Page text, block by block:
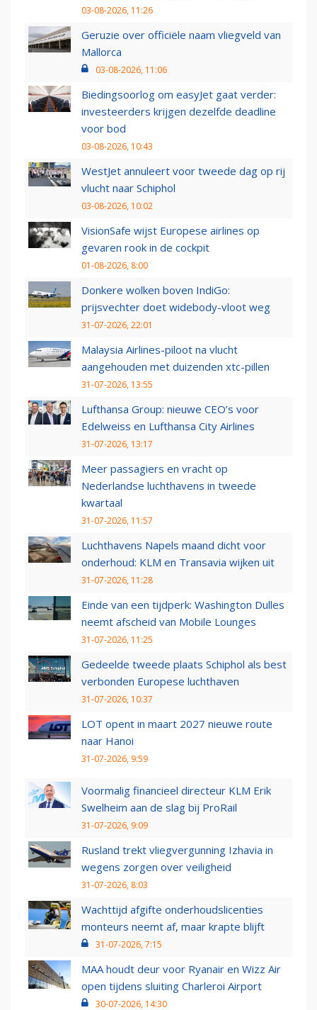
03-08-2026, 11:26
Geruzie over officiële naam vliegveld van
Mallorca
03-08-2026, 11:06
Biedingsoorlog om easyJet gaat verder:
investeerders krijgen dezelfde deadline
voor bod
03-08-2026, 10:43
WestJet annuleert voor tweede dag op rij
vlucht naar Schiphol
03-08-2026, 10:02
VisionSafe wijst Europese airlines op
gevaren rook in de cockpit
01-08-2026, 8:00
Donkere wolken boven IndiGo:
prijsvechter doet widebody-vloot weg
31-07-2026, 22:01
Malaysia Airlines-piloot na vlucht
aangehouden met duizenden xtc-pillen
31-07-2026, 13:55
Lufthansa Group: nieuwe CEO’s voor
Edelweiss en Lufthansa City Airlines
31-07-2026, 13:17
Meer passagiers en vracht op
Nederlandse luchthavens in tweede
kwartaal
31-07-2026, 11:57
Luchthavens Napels maand dicht voor
onderhoud: KLM en Transavia wijken uit
31-07-2026, 11:28
Einde van een tijdperk: Washington Dulles
neemt afscheid van Mobile Lounges
31-07-2026, 11:25
Gedeelde tweede plaats Schiphol als best
verbonden Europese luchthaven
31-07-2026, 10:37
LOT opent in maart 2027 nieuwe route
naar Hanoi
31-07-2026, 9:59
Voormalig financieel directeur KLM Erik
Swelheim aan de slag bij ProRail
31-07-2026, 9:09
Rusland trekt vliegvergunning Izhavia in
wegens zorgen over veiligheid
31-07-2026, 8:03
Wachttijd afgifte onderhoudslicenties
monteurs neemt af, maar krapte blijft
31-07-2026, 7:15
MAA houdt deur voor Ryanair en Wizz Air
open tijdens sluiting Charleroi Airport
30-07-2026, 14:30